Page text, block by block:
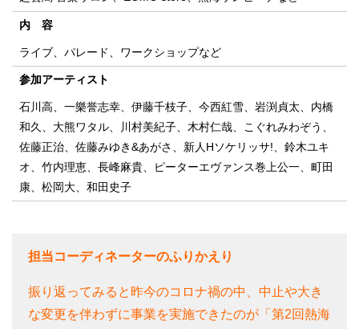
内 容
ライブ、パレード、ワークショップなど
参加アーティスト
石川高、一樂誉志幸、伊藤千枝子、今西紅雪、岩渕貞太、内橋
和久、大熊ワタル、川村美紀子、木村仁哉、こぐれみわぞう、
佐藤正治、佐藤みゆき&あがさ、新人Hソケリッサ!、鈴木ユキ
オ、竹内理恵、長峰麻貴、ピーターエヴァンス巻上公一、町田
康、松岡大、和田史子
担当コーディネーターのふりかえり
振り返ってみると昨今のコロナ禍の中、中止や大き
な変更を伴わずに事業を実施できたのが「第2回熱海